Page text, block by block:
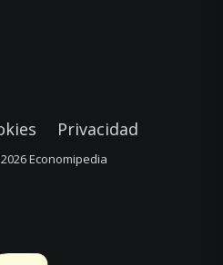
Privacidad
Economipedia